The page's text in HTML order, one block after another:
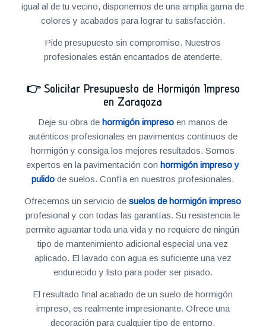
igual al de tu vecino, disponemos de una amplia gama de
colores y acabados para lograr tu satisfacción.
Pide presupuesto sin compromiso. Nuestros
profesionales están encantados de atenderte.
👉 Solicitar Presupuesto de Hormigón Impreso
en Zaragoza
Deje su obra dehormigón impreso en manos de
auténticos profesionales en pavimentos continuos de
hormigón y consiga los mejores resultados. Somos
expertos en la pavimentación conhormigón impreso y
pulido de suelos. Confía en nuestros profesionales.
Ofrecemos un servicio desuelos de hormigón impreso
profesional y con todas las garantías. Su resistencia le
permite aguantar toda una vida y no requiere de ningún
tipo de mantenimiento adicional especial una vez
aplicado. El lavado con agua es suficiente una vez
endurecido y listo para poder ser pisado.
El resultado final acabado de un suelo de hormigón
impreso, es realmente impresionante. Ofrece una
decoración para cualquier tipo de entorno.